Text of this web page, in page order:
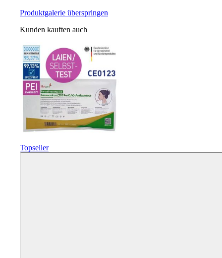
Produktgalerie überspringen
Kunden kauften auch
Topseller